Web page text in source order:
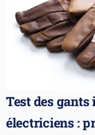
Test des
électriciens :